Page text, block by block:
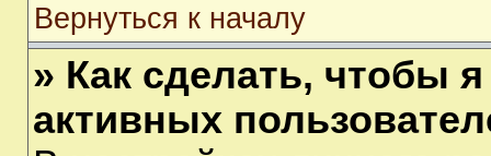
Вернуться к началу
» Как сделать, чтобы
активных